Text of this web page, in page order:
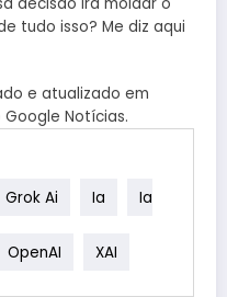
tudo isso? Me diz aqui
e atualizado em
Google Notícias.
Grok Ai Ia Ia
OpenAI XAI